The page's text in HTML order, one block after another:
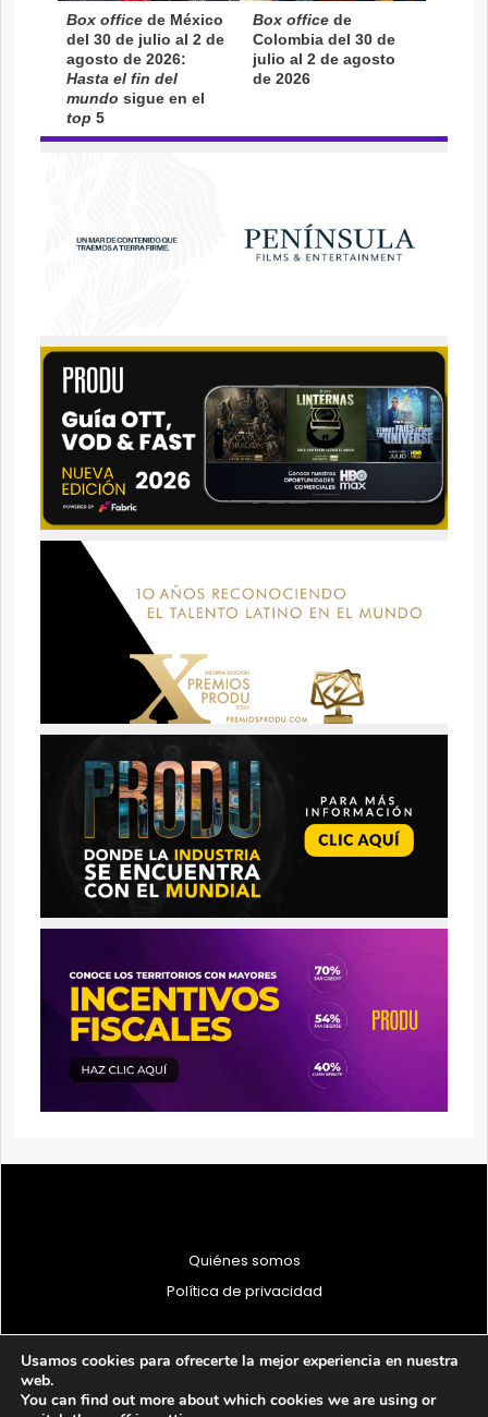
Quiénes somos
Política de privacidad
© 1997 - 2026 PRODU - Todos los derechos reservados
Usamos cookies para ofrecerte la mejor experiencia en nuestra
web.
You can find out more about which cookies we are using or